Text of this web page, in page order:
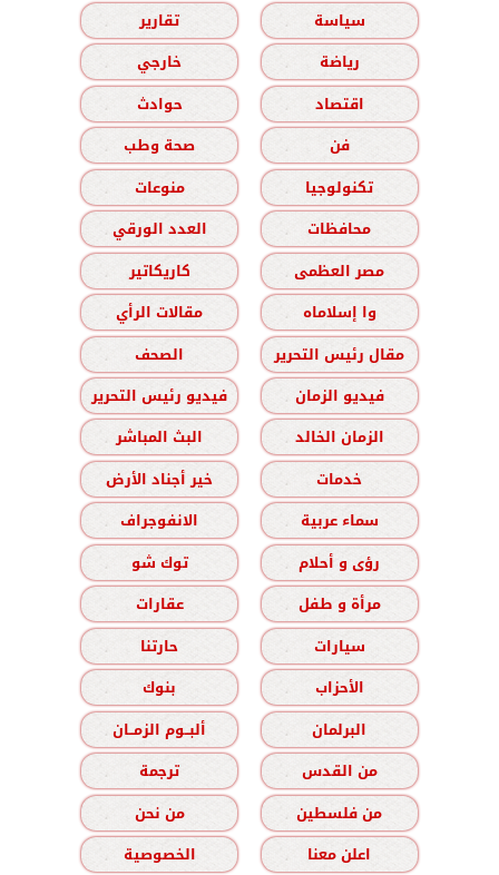
سياسة
تقارير
رياضة
خارجي
اقتصاد
حوادث
فن
صحة وطب
تكنولوجيا
منوعات
محافظات
العدد الورقي
مصر العظمى
كاريكاتير
وا إسلاماه
مقالات الرأي
مقال رئيس التحرير
الصحف
فيديو الزمان
فيديو رئيس التحرير
الزمان الخالد
البث المباشر
خدمات
خير أجناد الأرض
سماء عربية
الانفوجراف
رؤى و أحلام
توك شو
مرأة و طفل
عقارات
سيارات
حارتنا
الأحزاب
بنوك
البرلمان
ألبــوم الزمــان
من القدس
ترجمة
من فلسطين
من نحن
اعلن معنا
الخصوصية